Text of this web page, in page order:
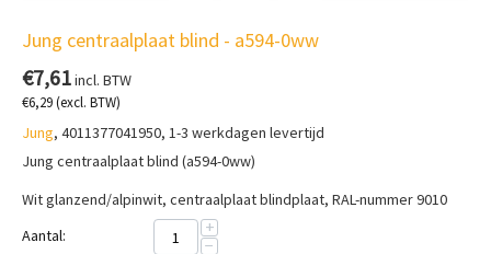
Jung centraalplaat blind - a594-0ww
€7,61incl. BTW
€6,29(excl. BTW)
Jung, 4011377041950, 1-3 werkdagen levertijd
Jung centraalplaat blind (a594-0ww)
Wit glanzend/alpinwit, centraalplaat blindplaat, RAL-nummer 9010
Aantal:
+
−